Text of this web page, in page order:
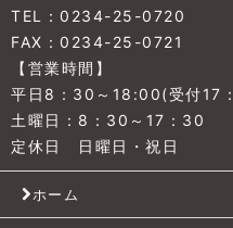
TEL：0234-25-0720
FAX：0234-25-0721
【営業時間】
平日8：30～18:00(受付17
土曜日：8：30～17：30
定休日 日曜日・祝日
ホーム